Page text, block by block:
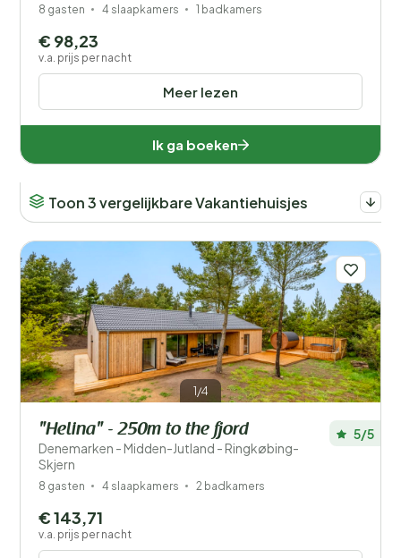
8 gasten 4 slaapkamers 1 badkamers
Meer lezen
€ 98,23
v.a. prijs per nacht
Ik ga boeken
Toon 3 vergelijkbare Vakantiehuisjes
1/4
"Helina" - 250m to the fjord
Denemarken - Midden-Jutland - Ringkøbing-
Skjern
5/5
8 gasten 4 slaapkamers 2 badkamers
€ 143,71
v.a. prijs per nacht